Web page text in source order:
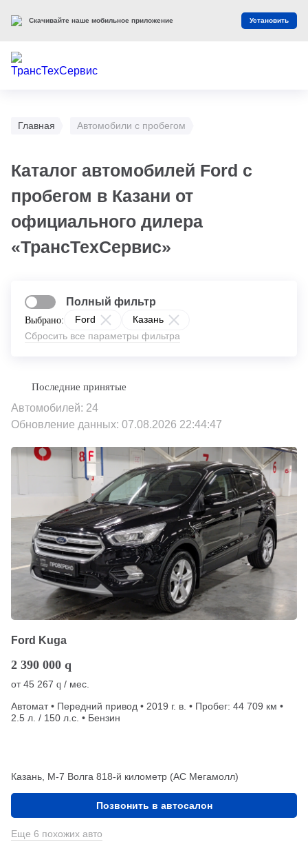
Главная Автомобили с пробегом
Каталог автомобилей Ford с
пробегом в Казани от
официального дилера
«ТрансТехСервис»
Выбрано: Ford
Казань
Сбросить все параметры фильтра
Полный фильтр
Автомобилей: 24
Обновление данных: 07.08.2026 22:44:47
Ford Kuga
2 390 000 q
от45 267 q / мес.
Автомат • Передний привод • 2019 г. в. • Пробег: 44 709 км •
2.5 л. / 150 л.с. • Бензин
Казань, М-7 Волга 818-й километр (АС Мегамолл)
Позвонить в автосалон
Еще 6 похожих авто
Скачивайте наше мобильное приложение Установить